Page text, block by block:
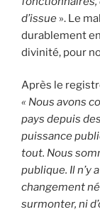
d’issue ». Le
durablement
divinité, pour
Après le
« Nous avons
pays depuis
puissance
tout. Nous
publique. Il n’y
changement
surmonter, ni